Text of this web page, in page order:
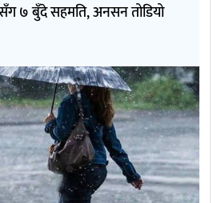
७ बुँदे सहमति, अनसन तोडियो